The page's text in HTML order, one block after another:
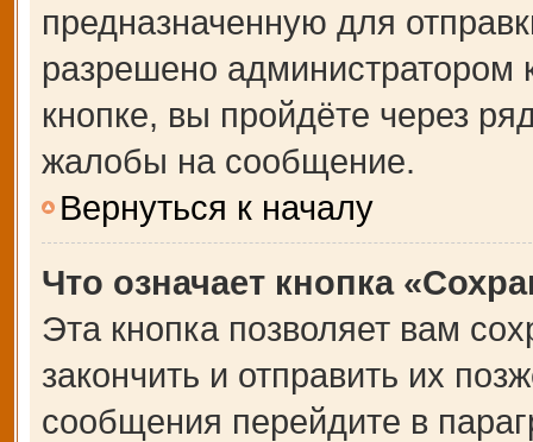
предназначенную для
разрешено
кнопке, вы пройдёте через
жалобы на сообщение.
Вернуться к началу
Что означает кнопка
Эта кнопка позволяет вам
закончить и отправить их
сообщения перейдите в